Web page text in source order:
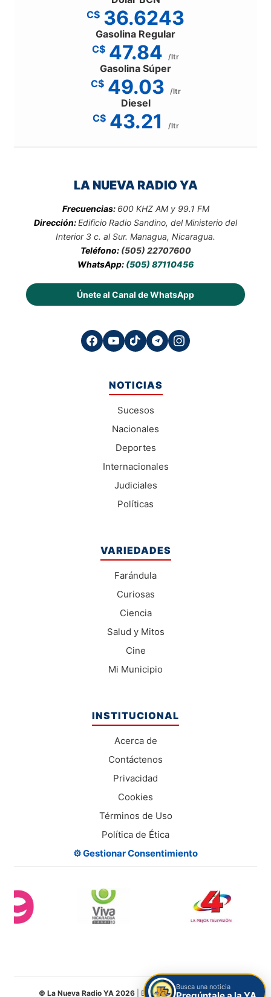
Busca una noticia
C$ 36.6243
Gasolina Regular
C$ 47.84 /ltr
Gasolina Súper
C$ 49.03 /ltr
Diesel
C$ 43.21 /ltr
LA NUEVA RADIO YA
Frecuencias: 600 KHZ AM y 99.1 FM
Dirección:Edificio Radio Sandino, del Ministerio del
Interior 3 c. al Sur. Managua, Nicaragua.
Teléfono: (505) 22707600
WhatsApp: (505) 87110456
Únete al Canal de WhatsApp
NOTICIAS
Sucesos
Nacionales
Deportes
Internacionales
Judiciales
Políticas
VARIEDADES
Farándula
Curiosas
Ciencia
Salud y Mitos
Cine
Mi Municipio
INSTITUCIONAL
Acerca de
Contáctenos
Privacidad
Cookies
Términos de Uso
Política de Ética
⚙️ Gestionar Consentimiento
© La Nueva Radio YA 2026 | Entretenimiento Digital S.A.